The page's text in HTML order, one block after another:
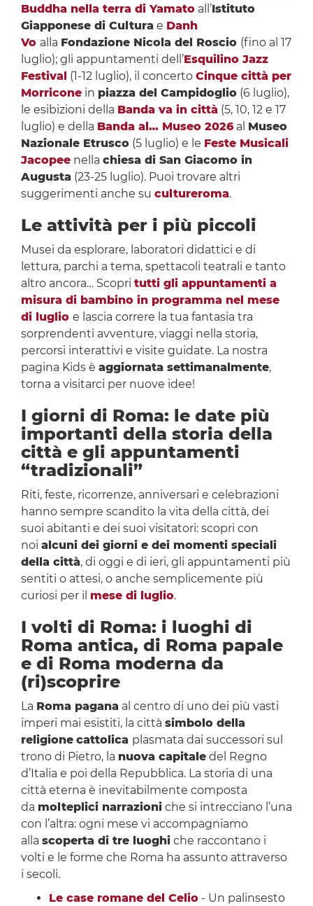
Buddha nella terra di Yamatoall’Istituto
Giapponese di Cultura e Danh
Vo alla Fondazione Nicola del Roscio (fino al 17
luglio); gli appuntamenti dell’Esquilino Jazz
Festival (1-12 luglio), il concerto Cinque città per
Morriconein piazza del Campidoglio(6 luglio),
le esibizioni della Banda va in città(5, 10, 12 e 17
luglio) e della Banda al… Museo 2026al Museo
Nazionale Etrusco(5 luglio) e le Feste Musicali
Jacopeenella chiesa di San Giacomo in
Augusta (23-25 luglio). Puoi trovare altri
suggerimenti anche su cultureroma.
Le attività per i più piccoli
Musei da esplorare, laboratori didattici e di
lettura, parchi a tema, spettacoli teatrali e tanto
altro ancora… Scopri tutti gli appuntamenti a
misura di bambino in programma nel mese
di luglio e lascia correre la tua fantasia tra
sorprendenti avventure, viaggi nella storia,
percorsi interattivi e visite guidate. La nostra
pagina Kids è aggiornata settimanalmente,
torna a visitarci per nuove idee!
I giorni di Roma: le date più
importanti della storia della
città e gli appuntamenti
“tradizionali”
Riti, feste, ricorrenze, anniversari e celebrazioni
hanno sempre scandito la vita della città, dei
suoi abitanti e dei suoi visitatori: scopri con
noi alcuni dei giorni e dei momenti speciali
della città, di oggi e di ieri, gli appuntamenti più
sentiti o attesi, o anche semplicemente più
curiosi per il mese di luglio.
I volti di Roma: i luoghi di
Roma antica, di Roma papale
e di Roma moderna da
(ri)scoprire
La Roma pagana al centro di uno dei più vasti
imperi mai esistiti, la città simbolo della
religione cattolica plasmata dai successori sul
trono di Pietro, la nuova capitaledel Regno
d’Italia e poi della Repubblica. La storia di una
città eterna è inevitabilmente composta
da molteplici narrazioniche si intrecciano l’una
con l’altra: ogni mese vi accompagniamo
alla scoperta di tre luoghiche raccontano i
volti e le forme che Roma ha assunto attraverso
i secoli.
Le case romane del Celio- Un palinsesto